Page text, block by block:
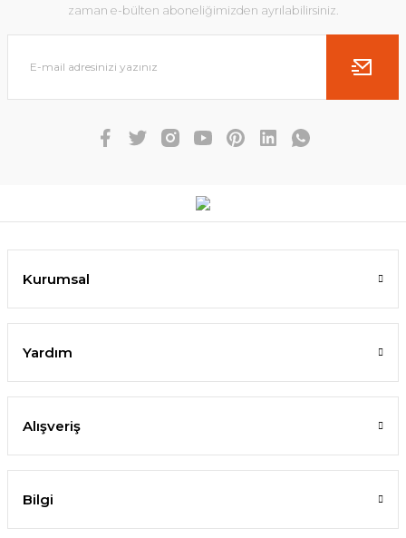
zaman e-bülten aboneliğimizden ayrılabilirsiniz.
Kurumsal
Yardım
Alışveriş
Bilgi